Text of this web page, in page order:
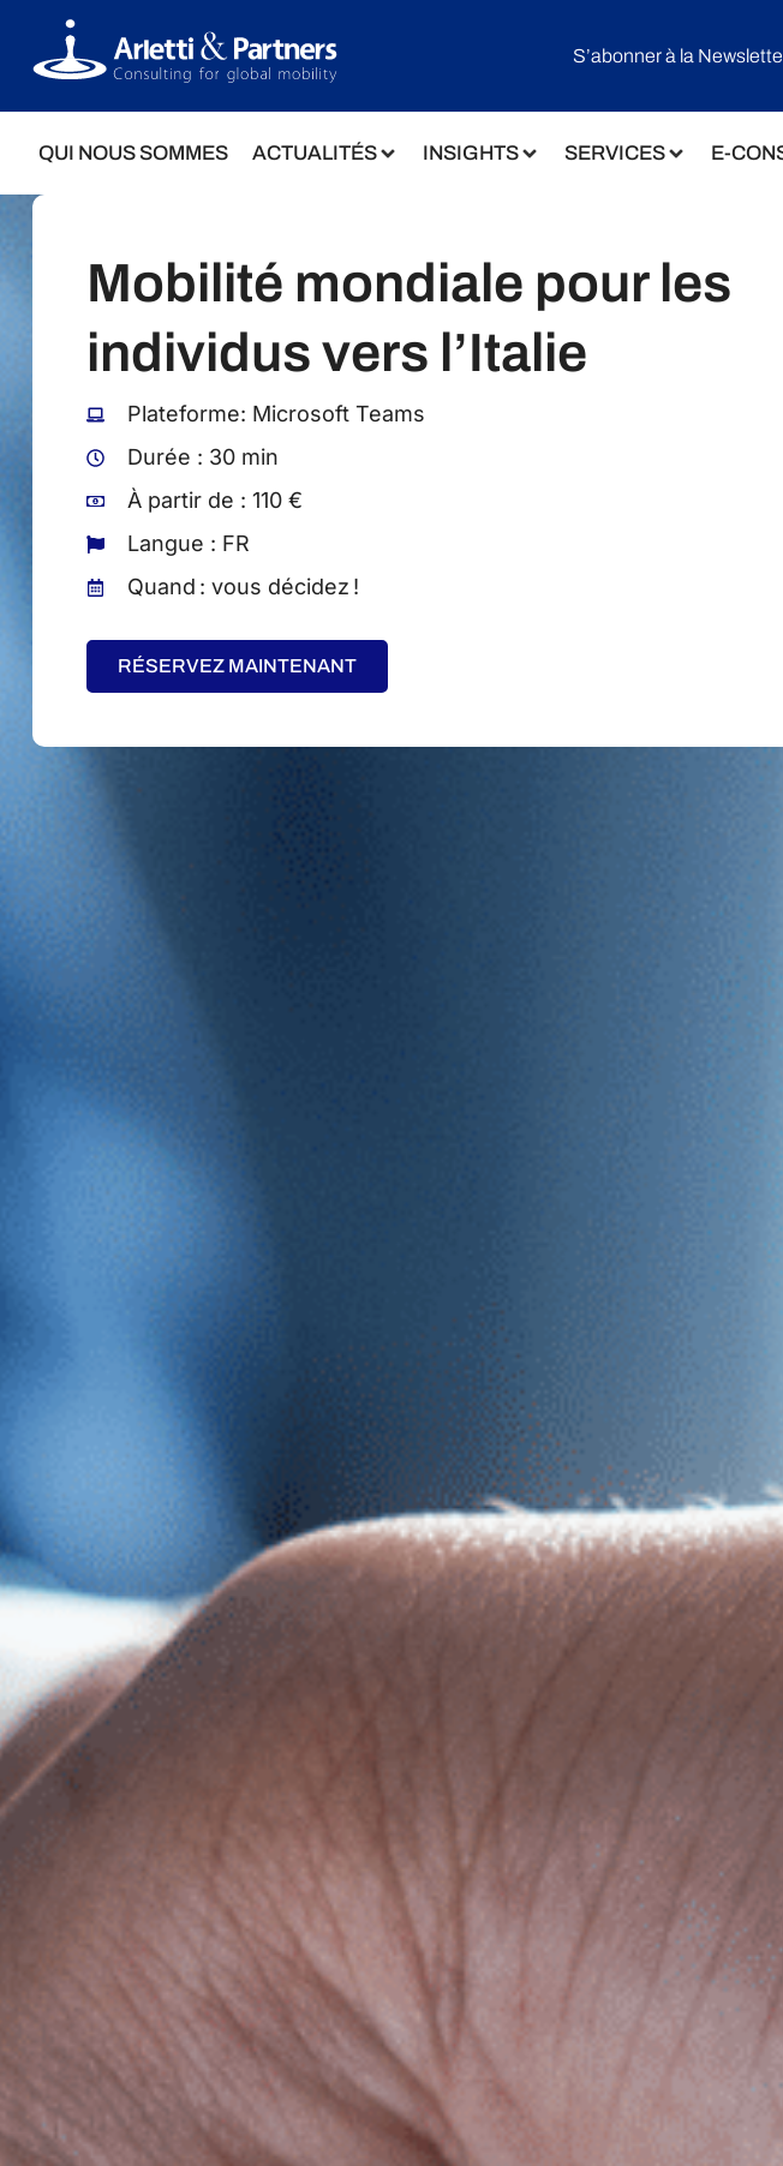
S’abonner à la
QUI NOUS SOMMES ACTUALITÉS INSIGHTS SERVICES E-
Mobilité mondiale pour les
individus vers l’Italie
Plateforme: Microsoft Teams
Durée : 30 min
À partir de : 110 €
Langue : FR
Quand : vous décidez !
RÉSERVEZ MAINTENANT